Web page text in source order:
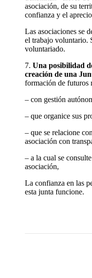
asociación, de su
confianza y el
Las asociaciones se
el trabajo voluntario.
voluntariado.
7.Una posibilidad
creación de una
formación de futuros
– con gestión
– que organice sus
– que se relacione
asociación con
– a la cual se
asociación,
La confianza en las
esta junta funcione.